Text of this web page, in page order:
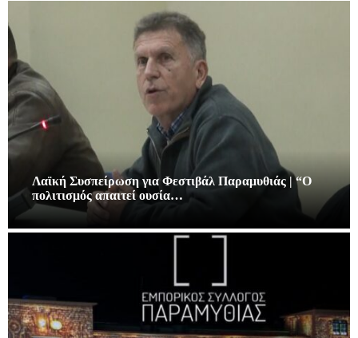
Λαϊκή Συσπείρωση για Φεστιβάλ Παραμυθιάς | “Ο
πολιτισμός απαιτεί ουσία…